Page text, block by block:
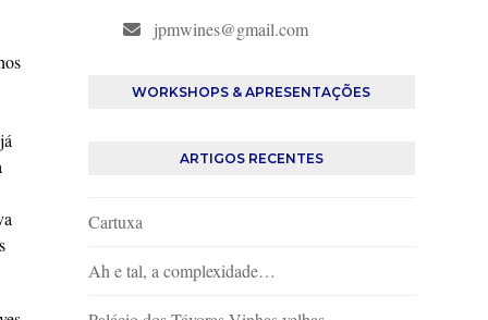
jpmwines@gmail.com
WORKSHOPS & APRESENTAÇÕES
ARTIGOS RECENTES
Cartuxa
Ah e tal, a complexidade…